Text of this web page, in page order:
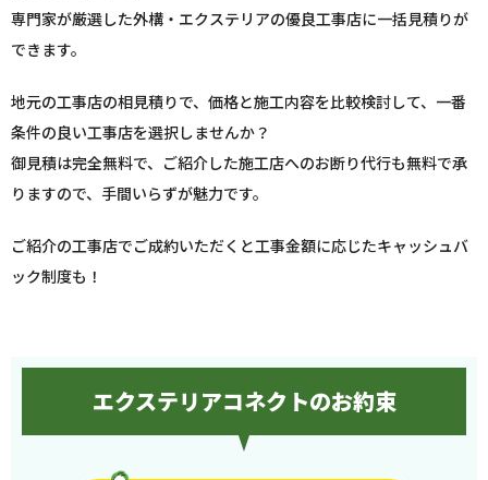
専門家が厳選した外構・エクステリアの優良工事店に一括見積りが
できます。
地元の工事店の相見積りで、価格と施工内容を比較検討して、一番
条件の良い工事店を選択しませんか？
御見積は完全無料で、ご紹介した施工店へのお断り代行も無料で承
りますので、手間いらずが魅力です。
ご紹介の工事店でご成約いただくと工事金額に応じたキャッシュバ
ック制度も！
エクステリアコネクトのお約束